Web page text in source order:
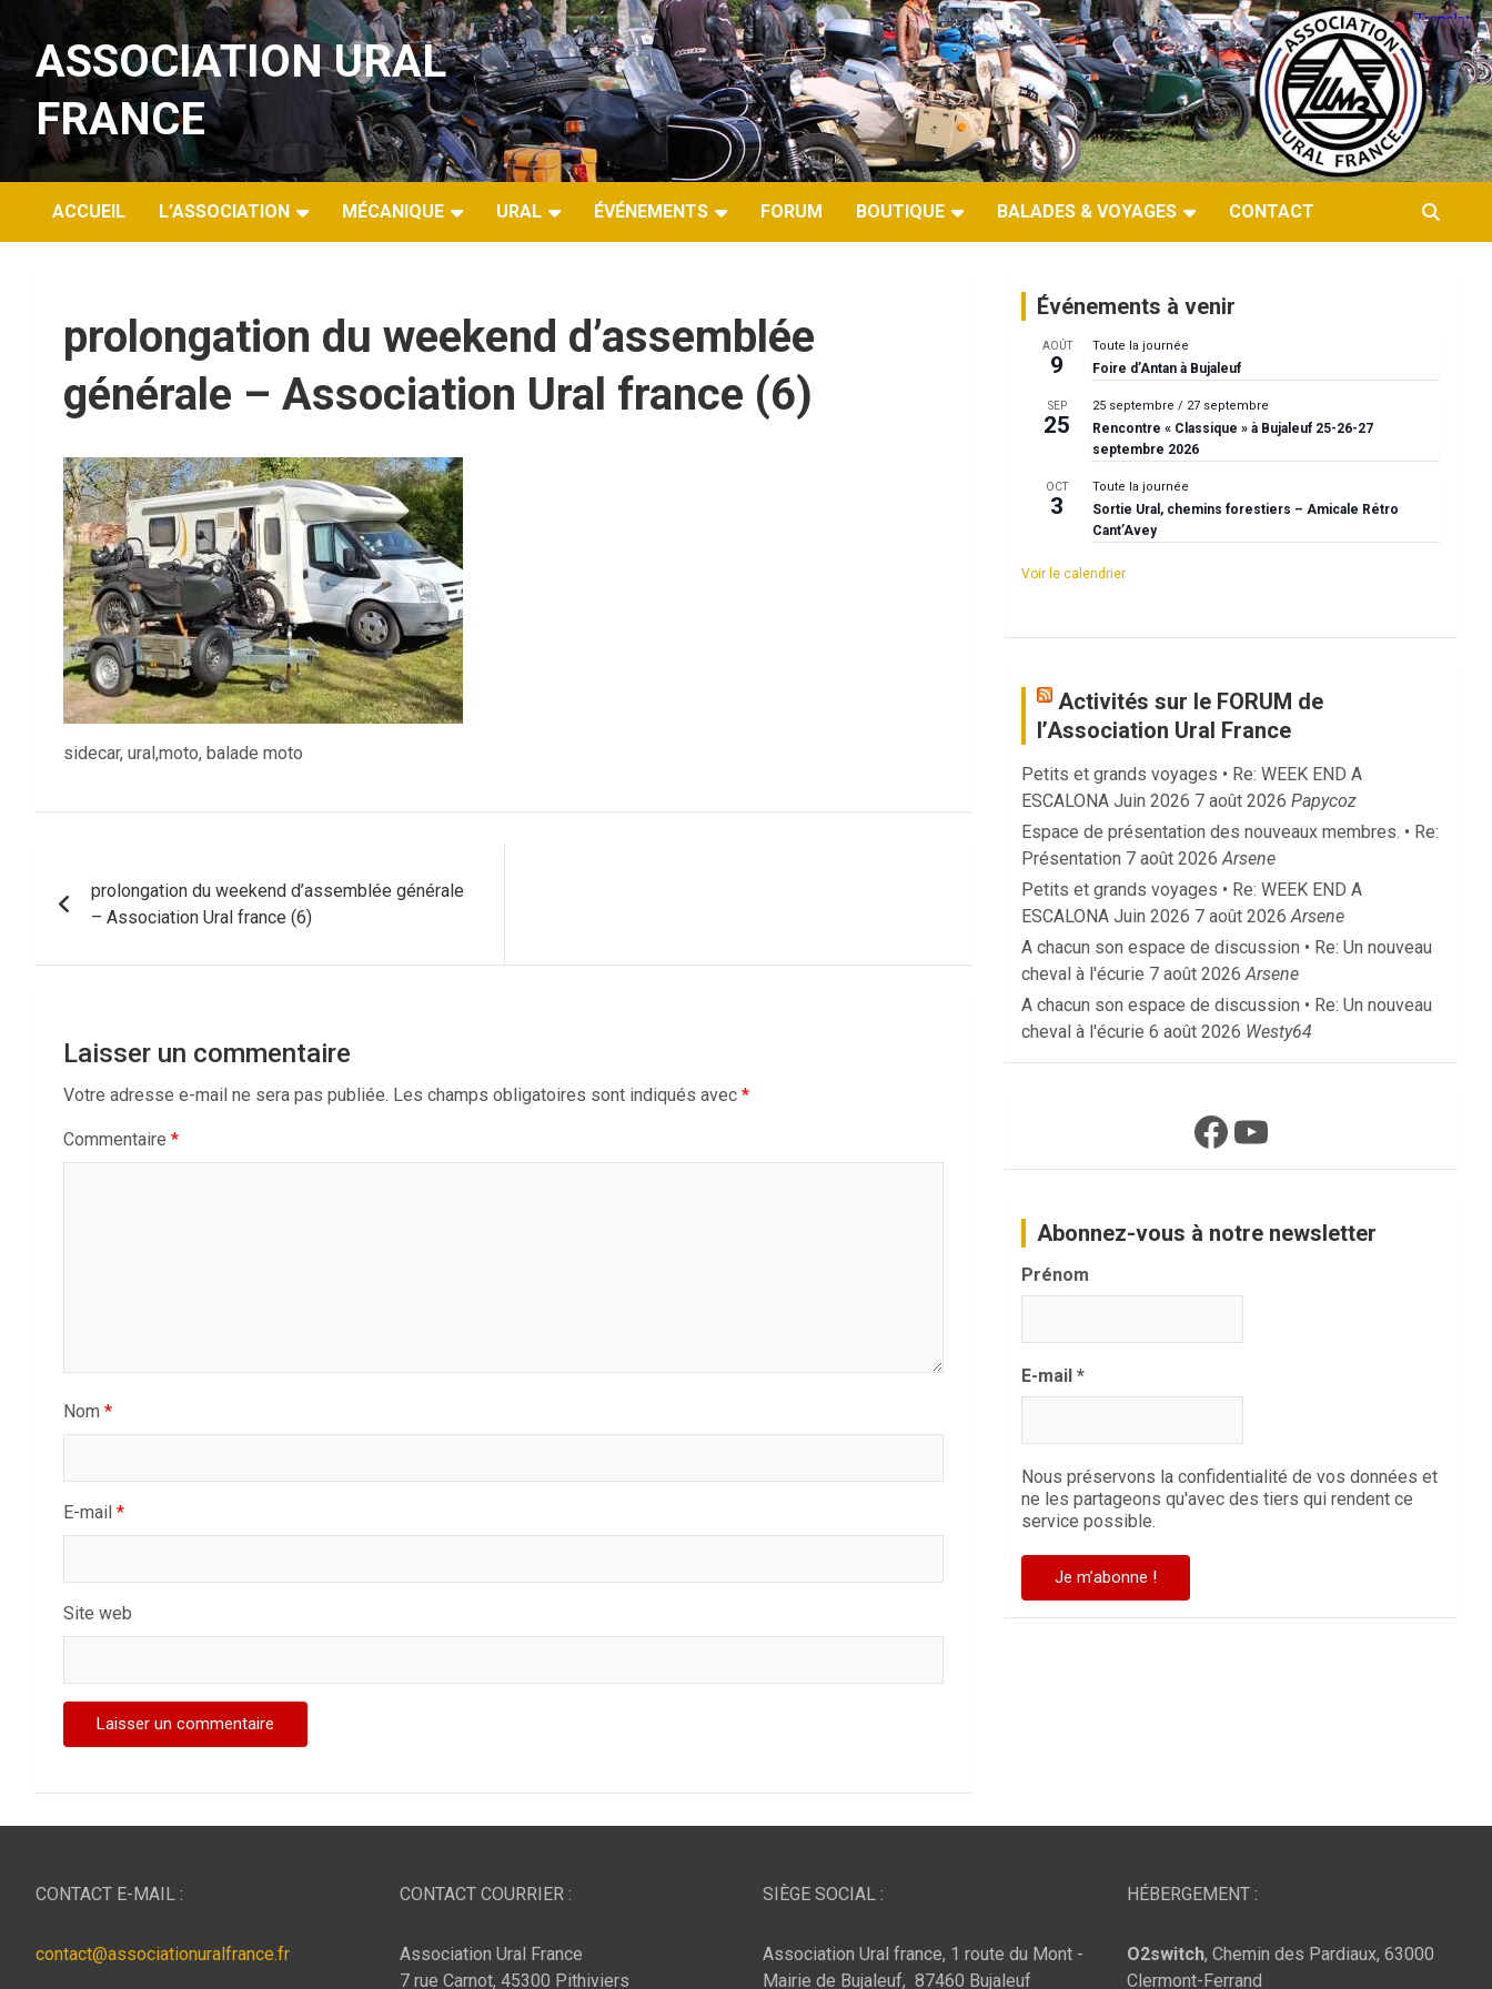
au
contenuASSOCIATION URAL
FRANCE
ACCUEIL L’ASSOCIATION MÉCANIQUE URAL ÉVÉNEMENTS FORUM BOUTIQUE BALADES & VOYAGES CONTACT
prolongation du weekend d’assemblée
générale – Association Ural france (6)
sidecar, ural,moto, balade moto
de
prolongation du weekend d’assemblée générale
– Association Ural france (6)
Laisser un commentaire
Votre adresse e-mail ne sera pas publiée. Les champs obligatoires sont indiqués avec *
Commentaire *
Nom *
E-mail *
Site web
Événements à venir
AOÛT
9
Toute la journée
Foire d’Antan à Bujaleuf
SEP
25
25 septembre / 27 septembre
Rencontre « Classique » à Bujaleuf 25-26-27
septembre 2026
OCT
3
Toute la journée
Sortie Ural, chemins forestiers – Amicale Rétro
Cant’Avey
Voir le calendrier
Activités sur le FORUM de
l’Association Ural France
Petits et grands voyages • Re: WEEK END A
ESCALONA Juin 2026 7 août 2026 Papycoz
Espace de présentation des nouveaux membres. • Re:
Présentation 7 août 2026 Arsene
Petits et grands voyages • Re: WEEK END A
ESCALONA Juin 2026 7 août 2026 Arsene
A chacun son espace de discussion • Re: Un nouveau
cheval à l'écurie 7 août 2026 Arsene
A chacun son espace de discussion • Re: Un nouveau
cheval à l'écurie 6 août 2026 Westy64
Facebook
YouTube
Abonnez-vous à notre newsletter
Prénom
E-mail*
Nous préservons la confidentialité de vos données et
ne les partageons qu'avec des tiers qui rendent ce
service possible.
CONTACT E-MAIL :
contact@associationuralfrance.fr
CONTACT COURRIER :
Association Ural France
7 rue Carnot, 45300 Pithiviers
SIÈGE SOCIAL :
Association Ural france, 1 route du Mont -
Mairie de Bujaleuf, 87460 Bujaleuf
HÉBERGEMENT :
O2switch, Chemin des Pardiaux, 63000
Clermont-Ferrand